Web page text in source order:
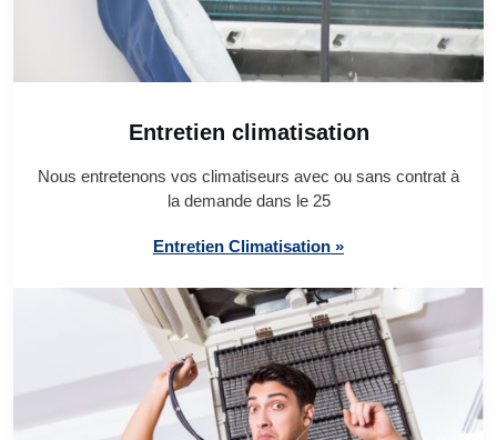
Entretien climatisation
Nous entretenons vos climatiseurs avec ou sans contrat à
la demande dans le 25
Entretien Climatisation »